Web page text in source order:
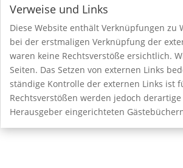
Verweise und Links
Diese Website enthält Verknüpfungen zu
bei der erstmaligen Verknüpfung der
waren keine Rechtsverstöße ersichtlich.
Seiten. Das Setzen von externen Links
ständige Kontrolle der externen Links ist
Rechtsverstößen werden jedoch
Herausgeber eingerichteten